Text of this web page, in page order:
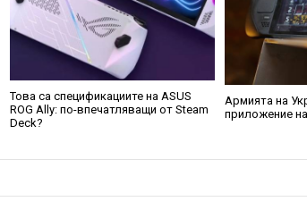
Това са спецификациите на ASUS
ROG Ally: по-впечатляващи от Steam
Deck?
Армията на
приложение